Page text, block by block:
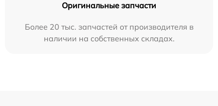
Оригинальные запчасти
Более 20 тыс. запчастей от производителя в
наличии на собственных складах.